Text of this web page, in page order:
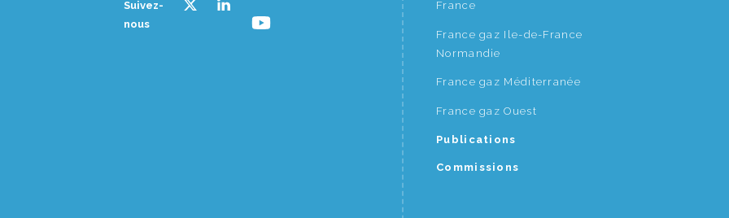
Suivez-
nous
France
France gaz Ile-de-France
Normandie
France gaz Méditerranée
France gaz Ouest
Publications
Commissions